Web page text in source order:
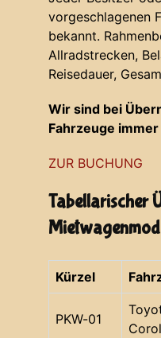
vorgeschlagenen
bekannt.
Allradstrecken,
Reisedauer,
Wir sind bei
Fahrzeuge
ZUR BUCHUNG
Tabellarischer
Kürzel
PKW-01